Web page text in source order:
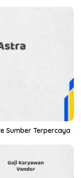
Sumber Terpercaya